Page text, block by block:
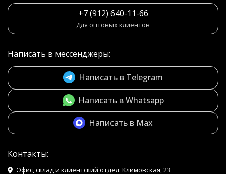
+7 (912) 640-11-66
Для оптовых клиентов
Написать в мессенджеры:
Написать в Telegram
Написать в Whatsapp
Написать в Max
Контакты:
Офис, склад и клиентский отдел: Климовская, 23